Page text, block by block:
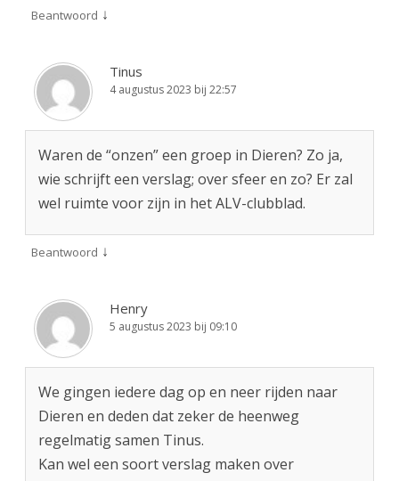
Beantwoord ↓
Tinus
4 augustus 2023 bij 22:57
Waren de “onzen” een groep in Dieren? Zo ja,
wie schrijft een verslag; over sfeer en zo? Er zal
wel ruimte voor zijn in het ALV-clubblad.
Beantwoord ↓
Henry
5 augustus 2023 bij 09:10
We gingen iedere dag op en neer rijden naar
Dieren en deden dat zeker de heenweg
regelmatig samen Tinus.
Kan wel een soort verslag maken over